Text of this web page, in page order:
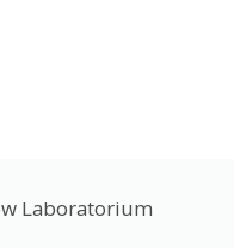
Laboratorium